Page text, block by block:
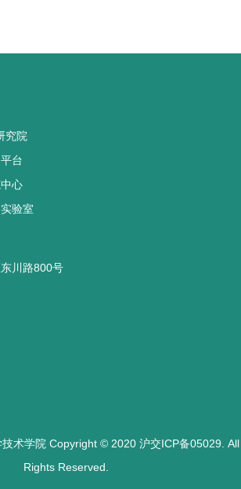
究院
台
心
验室
川路800号
技术学院 Copyright © 2020 沪交ICP备05029. All
Rights Reserved.